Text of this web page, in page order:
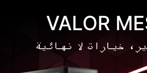
VALOR
خيارات لا نهائية